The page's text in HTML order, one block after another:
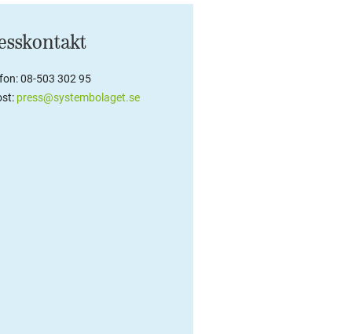
08-503 302 95
press@systembolaget.se